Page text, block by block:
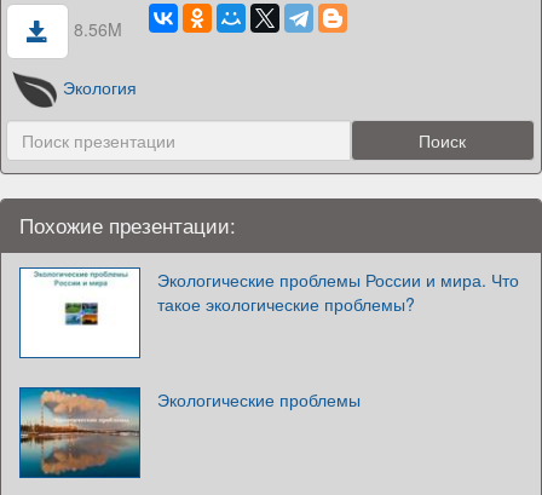
8.56M
Экология
Похожие презентации:
Экологические проблемы России и мира. Что
такое экологические проблемы?
Экологические проблемы